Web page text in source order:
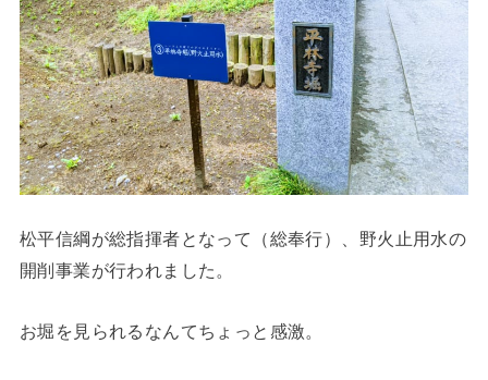
松平信綱が総指揮者となって（総奉行）、野火止用水の
開削事業が行われました。
お堀を見られるなんてちょっと感激。